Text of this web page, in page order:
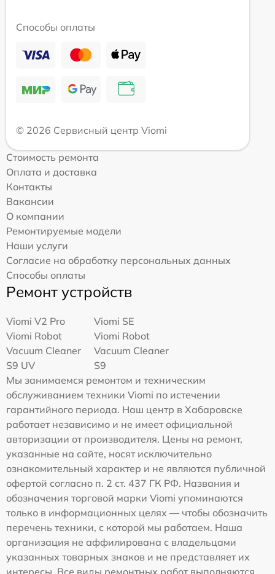
Способы оплаты
© 2026 Сервисный центр Viomi
Стоимость ремонта
Оплата и доставка
Контакты
Вакансии
О компании
Ремонтируемые модели
Наши услуги
Согласие на обработку персональных данных
Способы оплаты
Ремонт устройств
Viomi V2 Pro
Viomi SE
Viomi Robot
Vacuum Cleaner
S9 UV
Viomi Robot
Vacuum Cleaner
S9
Мы занимаемся ремонтом и техническим
обслуживанием техники Viomi по истечении
гарантийного периода. Наш центр в Хабаровске
работает независимо и не имеет официальной
авторизации от производителя. Цены на ремонт,
указанные на сайте, носят исключительно
ознакомительный характер и не являются публичной
офертой согласно п. 2 ст. 437 ГК РФ. Названия и
обозначения торговой марки Viomi упоминаются
только в информационных целях — чтобы обозначить
перечень техники, с которой мы работаем. Наша
организация не аффилирована с владельцами
указанных товарных знаков и не представляет их